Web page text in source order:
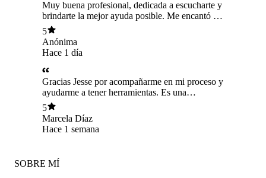
Muy buena profesional, dedicada a escucharte y
brindarte la mejor ayuda posible. Me encantó la
atención ❤️
5
Anónima
Hace 1 día
Gracias Jesse por acompañarme en mi proceso y
ayudarme a tener herramientas. Es una
profesional muy recomendable.
5
Marcela Díaz
Hace 1 semana
SOBRE MÍ